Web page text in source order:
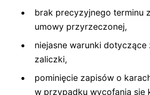
brak precyzyjnego terminu
umowy przyrzeczonej,
niejasne warunki dotyczące
zaliczki,
pominięcie zapisów o
w przypadku wycofania się